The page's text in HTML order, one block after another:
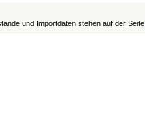
und Importdaten stehen auf der Seite